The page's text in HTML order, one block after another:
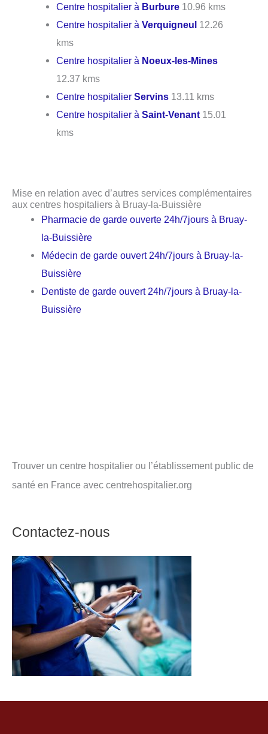
Centre hospitalier à Burbure 10.96 kms
Centre hospitalier àVerquigneul 12.26
kms
Centre hospitalier à Noeux-les-Mines
12.37 kms
Centre hospitalierServins 13.11 kms
Centre hospitalier àSaint-Venant 15.01
kms
Mise en relation avec d’autres services complémentaires
aux centres hospitaliers à Bruay-la-Buissière
Pharmacie de garde ouverte 24h/7jours à Bruay-
la-Buissière
Médecin de garde ouvert 24h/7jours à Bruay-la-
Buissière
Dentiste de garde ouvert 24h/7jours à Bruay-la-
Buissière
Trouver un centre hospitalier ou l’établissement public de
santé en France avec centrehospitalier.org
Contactez-nous